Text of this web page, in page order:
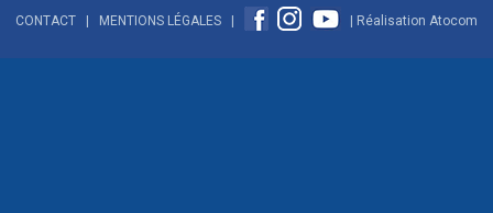
CONTACT | MENTIONS LÉGALES | | Réalisation Atocom